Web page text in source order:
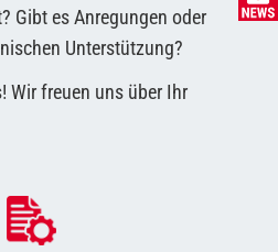
Gibt es Anregungen oder
Unterstützung?
Wir freuen uns über Ihr